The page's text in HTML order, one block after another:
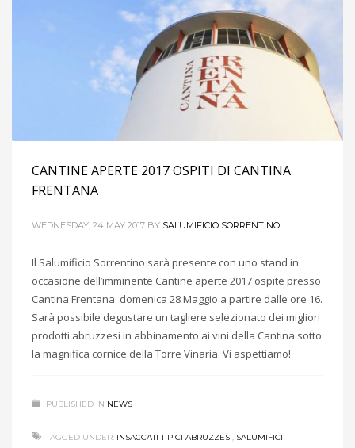
CANTINE APERTE 2017 OSPITI DI CANTINA
FRENTANA
WEDNESDAY, 24 MAY 2017 BY SALUMIFICIO SORRENTINO
Il Salumificio Sorrentino sarà presente con uno stand in
occasione dell’imminente Cantine aperte 2017 ospite presso
Cantina Frentana domenica 28 Maggio a partire dalle ore 16.
Sarà possibile degustare un tagliere selezionato dei migliori
prodotti abruzzesi in abbinamento ai vini della Cantina sotto
la magnifica cornice della Torre Vinaria. Vi aspettiamo!
PUBLISHED IN NEWS
TAGGED UNDER: INSACCATI TIPICI ABRUZZESI, SALUMIFICI